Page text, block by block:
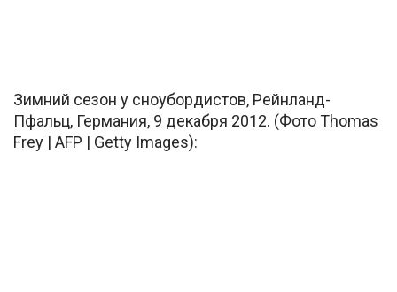
Зимний сезон у сноубордистов, Рейнланд-
Пфальц, Германия, 9 декабря 2012. (Фото Thomas
Frey | AFP | Getty Images):